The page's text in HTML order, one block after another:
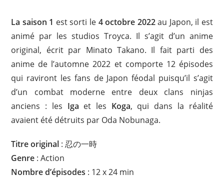
La saison 1 est sorti le 4 octobre 2022au Japon, il est
animé par les studios Troyca. Il s’agit d’un anime
original, écrit par Minato Takano. Il fait parti des
anime de l’automne 2022 et comporte 12 épisodes
qui raviront les fans de Japon féodal puisqu’il s’agit
d’un combat moderne entre deux clans ninjas
anciens : les Iga et les Koga, qui dans la réalité
avaient été détruits par Oda Nobunaga.
Titre original : 忍の一時
Genre : Action
Nombre d’épisodes : 12 x 24 min